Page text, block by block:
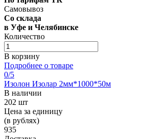
Самовывоз
Со склада
в Уфе и Челябинске
Количество
В корзину
Подробнее о товаре
0/5
Изолон Изолар 2мм*1000*50м
В наличии
202 шт
Цена за единицу
(в рублях)
935